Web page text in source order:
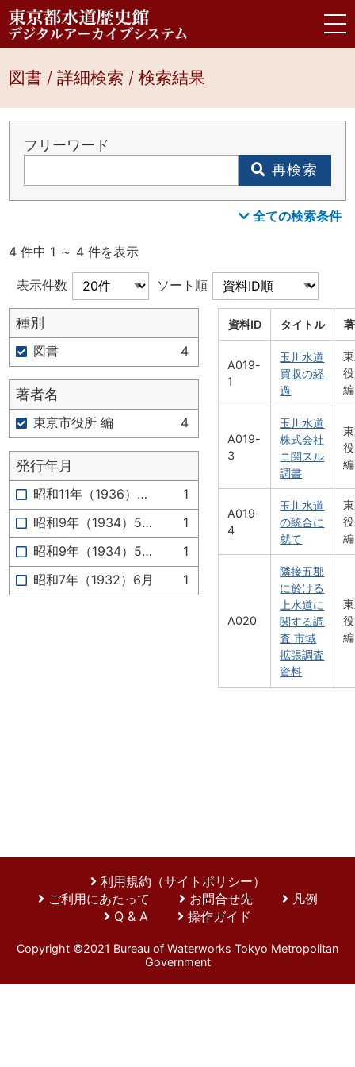
図書 / 詳細検索 / 検索結果
フリーワード
再検索
全ての検索条件
4 件中 1 ～ 4 件を表示
表示件数 ソート順
種別
図書 4
著者名
東京市役所 編 4
発行年月
昭和11年（1936）4月
1
昭和9年（1934）5-昭和11
1
昭和9年（1934）5月
1
昭和7年（1932）6月
1
資料ID タイトル
A019-
1
玉川水道
買収の経
過
編
A019-
3
玉川水道
株式会社
ニ関スル
調書
編
A019-
4
玉川水道
の統合に
就て
編
A020
隣接五郡
に於ける
上水道に
関する調
査 市域
拡張調査
資料
編
利用規約（サイトポリシー）
ご利用にあたって
お問合せ先
凡例
Q & A
操作ガイド
Copyright ©2021 Bureau of Waterworks Tokyo Metropolitan
Government